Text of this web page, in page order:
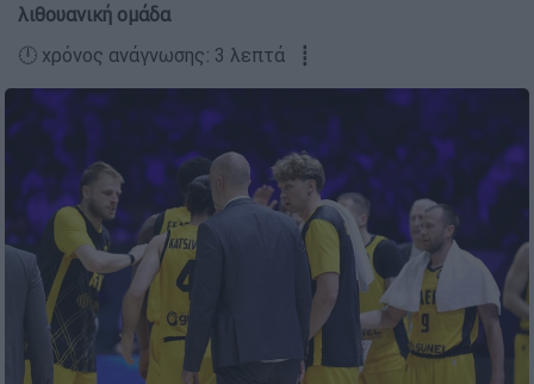
λιθουανική ομάδα
🕛 χρόνος ανάγνωσης: 3 λεπτά ┋